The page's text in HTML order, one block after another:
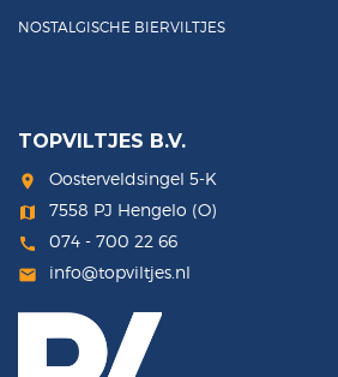
NOSTALGISCHE BIERVILTJES
TOPVILTJES B.V.
room Oosterveldsingel 5-K
map 7558 PJ Hengelo (O)
call 074 - 700 22 66
mail info@topviltjes.nl